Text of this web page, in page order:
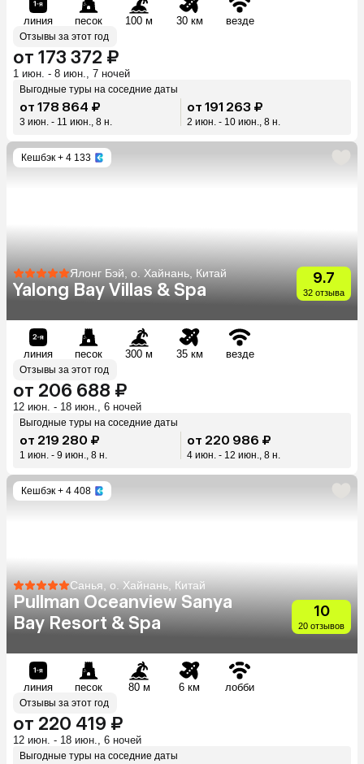
линия песок 100 м 30 км везде
Отзывы за этот год
от 173 372 ₽
1 июн. - 8 июн., 7 ночей
Выгодные туры на соседние даты
от 178 864 ₽
3 июн. - 11 июн., 8 н.
от 191 263 ₽
2 июн. - 10 июн., 8 н.
Кешбэк + 4 133
Ялонг Бэй, о. Хайнань, Китай
Yalong Bay Villas & Spa
9.7
32 отзыва
линия песок 300 м 35 км везде
Отзывы за этот год
от 206 688 ₽
12 июн. - 18 июн., 6 ночей
Выгодные туры на соседние даты
от 219 280 ₽
1 июн. - 9 июн., 8 н.
от 220 986 ₽
4 июн. - 12 июн., 8 н.
Кешбэк + 4 408
Санья, о. Хайнань, Китай
Pullman Oceanview Sanya
Bay Resort & Spa
10
20 отзывов
линия песок 80 м 6 км лобби
Отзывы за этот год
от 220 419 ₽
12 июн. - 18 июн., 6 ночей
Выгодные туры на соседние даты